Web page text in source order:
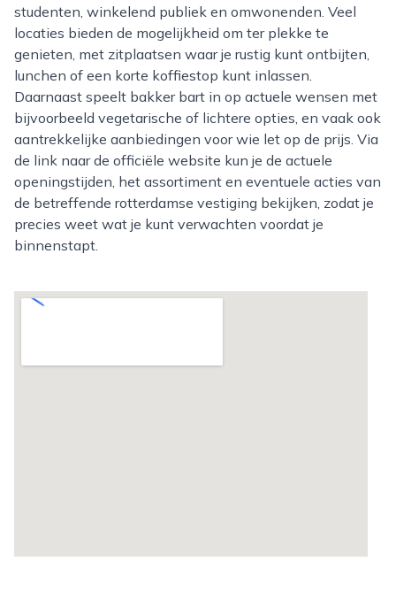
studenten, winkelend publiek en omwonenden. Veel
locaties bieden de mogelijkheid om ter plekke te
genieten, met zitplaatsen waar je rustig kunt ontbijten,
lunchen of een korte koffiestop kunt inlassen.
Daarnaast speelt bakker bart in op actuele wensen met
bijvoorbeeld vegetarische of lichtere opties, en vaak ook
aantrekkelijke aanbiedingen voor wie let op de prijs. Via
de link naar de officiële website kun je de actuele
openingstijden, het assortiment en eventuele acties van
de betreffende rotterdamse vestiging bekijken, zodat je
precies weet wat je kunt verwachten voordat je
binnenstapt.